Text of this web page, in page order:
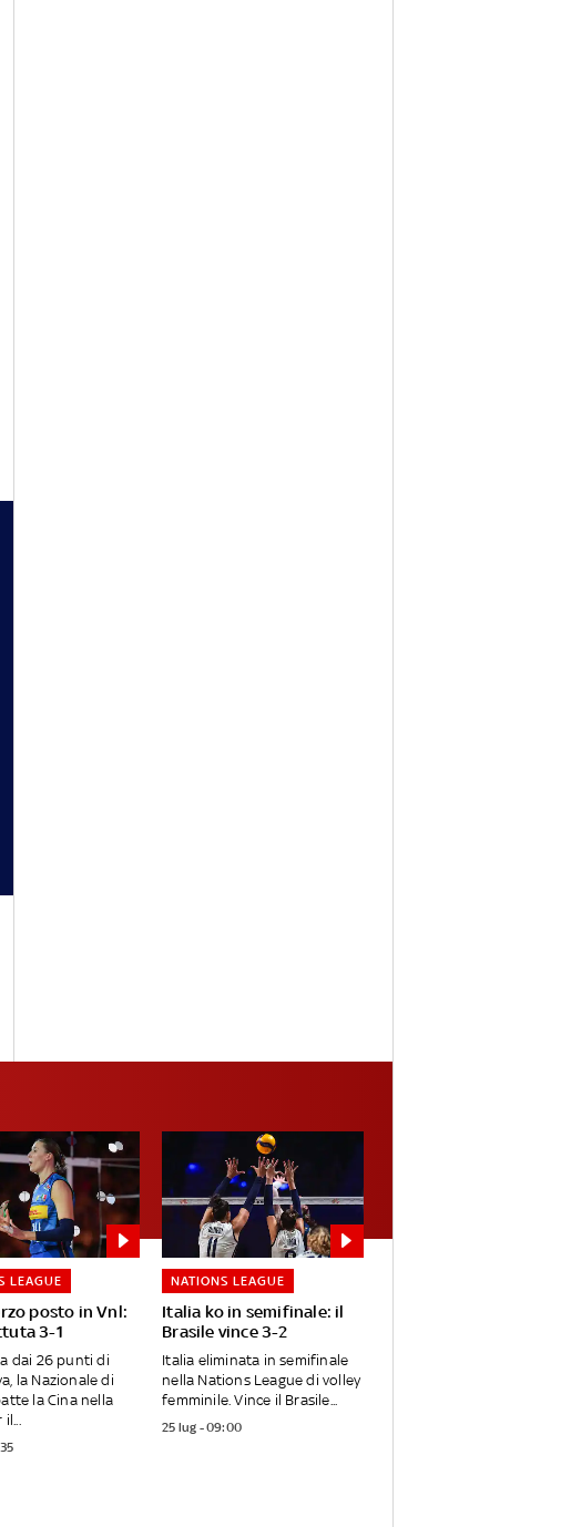
posto in Vnl:
3-1
LEAGUE
dai 26 punti di
la Nazionale di
la Cina nella
Italia ko in semifinale: il
Brasile vince 3-2
NATIONS LEAGUE
Italia eliminata in semifinale
nella Nations League di volley
femminile. Vince il Brasile...
25 lug - 09:00